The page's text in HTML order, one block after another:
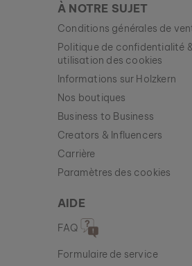
À NOTRE SUJET
Conditions générales de
Politique de confidentialité
utilisation des cookies
Informations sur Holzkern
Nos boutiques
Business to Business
Creators & Influencers
Carrière
Paramètres des cookies
AIDE
FAQ
Formulaire de service